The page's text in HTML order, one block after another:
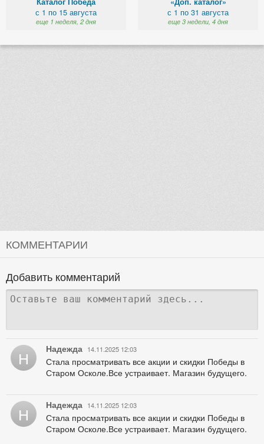
с 1 по 15 августа
еще 1 неделя, 2 дня
с 1 по 31 августа
еще 3 недели, 4 дня
КОММЕНТАРИИ
Добавить комментарий
Н Надежда 14.11.2025 12:03
Стала просматривать все акции и скидки Победы в
Старом Осколе.Все устраивает. Магазин будущего.
Н Надежда 14.11.2025 12:03
Стала просматривать все акции и скидки Победы в
Старом Осколе.Все устраивает. Магазин будущего.